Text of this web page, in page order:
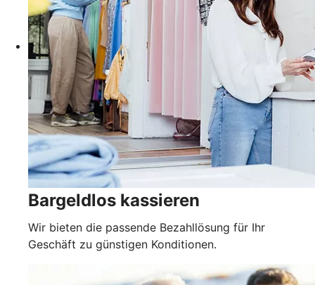
Bargeldlos kassieren
Wir bieten die passende Bezahllösung für Ihr
Geschäft zu günstigen Konditionen.